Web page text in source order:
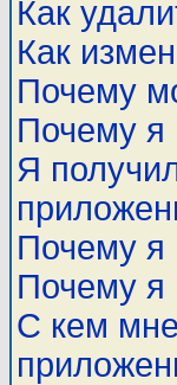
Как
Как
Почему
Почему я
Я
Почему я
Почему я
С кем